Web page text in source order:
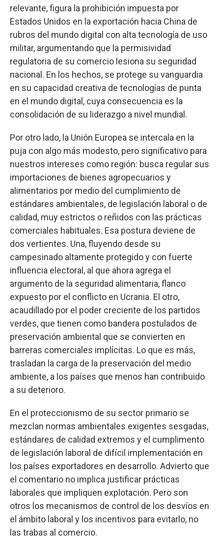
relevante, figura la prohibición impuesta por
Estados Unidos en la exportación hacia China de
rubros del mundo digital con alta tecnología de uso
militar, argumentando que la permisividad
regulatoria de su comercio lesiona su seguridad
nacional. En los hechos, se protege su vanguardia
en su capacidad creativa de tecnologías de punta
en el mundo digital, cuya consecuencia es la
consolidación de su liderazgo a nivel mundial.
Por otro lado, la Unión Europea se intercala en la
puja con algo más modesto, pero significativo para
nuestros intereses como región: busca regular sus
importaciones de bienes agropecuarios y
alimentarios por medio del cumplimiento de
estándares ambientales, de legislación laboral o de
calidad, muy estrictos o reñidos con las prácticas
comerciales habituales. Esa postura deviene de
dos vertientes. Una, fluyendo desde su
campesinado altamente protegido y con fuerte
influencia electoral, al que ahora agrega el
argumento de la seguridad alimentaria, flanco
expuesto por el conflicto en Ucrania. El otro,
acaudillado por el poder creciente de los partidos
verdes, que tienen como bandera postulados de
preservación ambiental que se convierten en
barreras comerciales implícitas. Lo que es más,
trasladan la carga de la preservación del medio
ambiente, a los países que menos han contribuido
a su deterioro.
En el proteccionismo de su sector primario se
mezclan normas ambientales exigentes sesgadas,
estándares de calidad extremos y el cumplimento
de legislación laboral de difícil implementación en
los países exportadores en desarrollo. Advierto que
el comentario no implica justificar prácticas
laborales que impliquen explotación. Pero son
otros los mecanismos de control de los desvíos en
el ámbito laboral y los incentivos para evitarlo, no
las trabas al comercio.